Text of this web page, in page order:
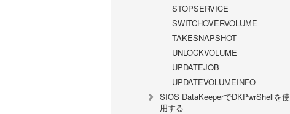
STOPSERVICE
SWITCHOVERVOLUME
TAKESNAPSHOT
UNLOCKVOLUME
UPDATEJOB
UPDATEVOLUMEINFO
SIOS DataKeeperでDKPwrShellを使
用する